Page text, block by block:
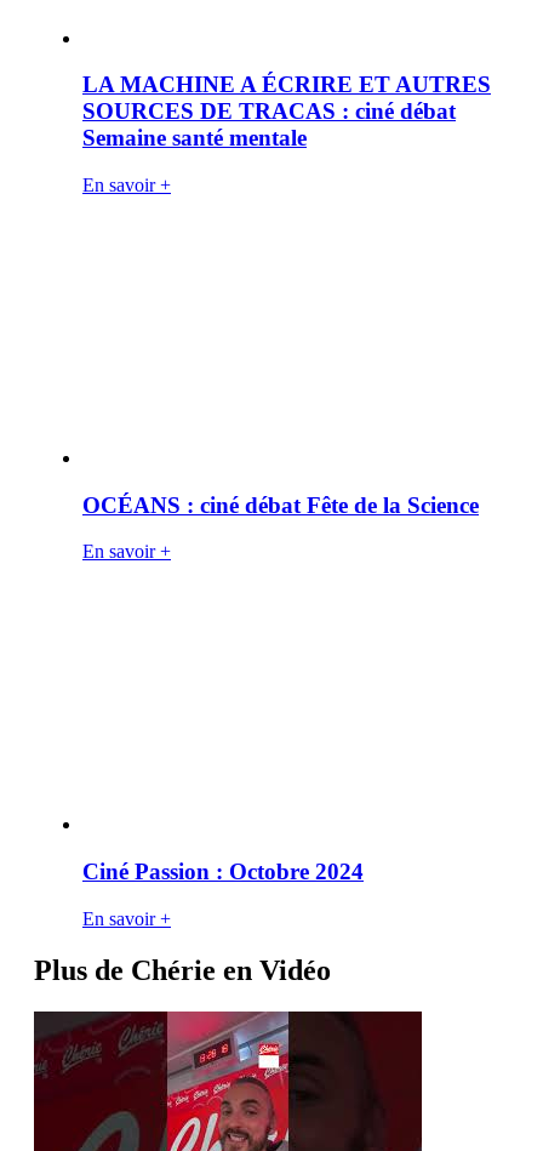
LA MACHINE A ÉCRIRE ET AUTRES
SOURCES DE TRACAS : ciné débat
Semaine santé mentale
En savoir +
OCÉANS : ciné débat Fête de la Science
En savoir +
Ciné Passion : Octobre 2024
En savoir +
Plus de Chérie en Vidéo